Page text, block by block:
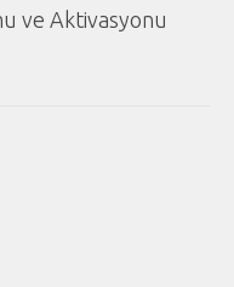
ve Aktivasyonu